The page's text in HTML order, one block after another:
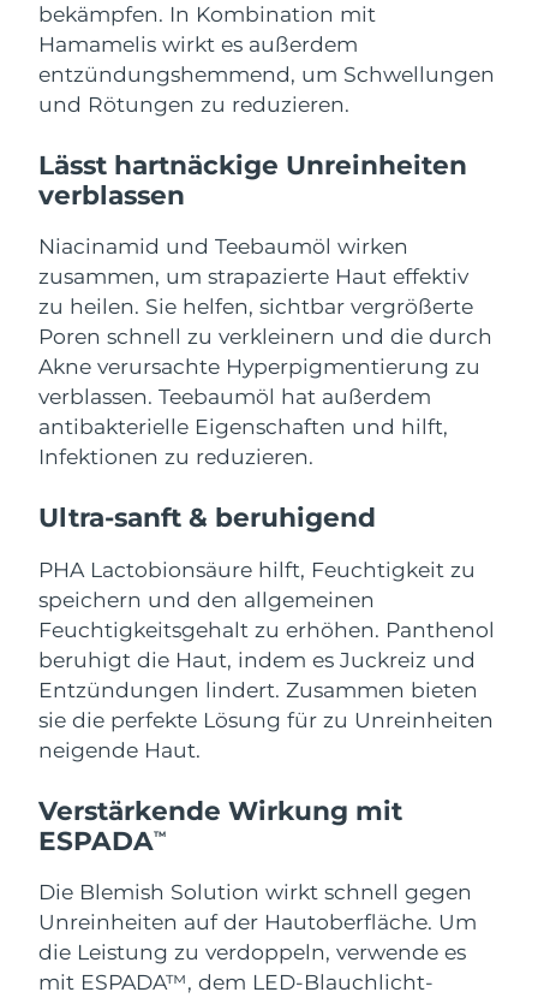
bekämpfen. In Kombination mit
Hamamelis wirkt es außerdem
entzündungshemmend, um Schwellungen
und Rötungen zu reduzieren.
Lässt hartnäckige Unreinheiten
verblassen
Niacinamid und Teebaumöl wirken
zusammen, um strapazierte Haut effektiv
zu heilen. Sie helfen, sichtbar vergrößerte
Poren schnell zu verkleinern und die durch
Akne verursachte Hyperpigmentierung zu
verblassen. Teebaumöl hat außerdem
antibakterielle Eigenschaften und hilft,
Infektionen zu reduzieren.
Ultra-sanft & beruhigend
PHA Lactobionsäure hilft, Feuchtigkeit zu
speichern und den allgemeinen
Feuchtigkeitsgehalt zu erhöhen. Panthenol
beruhigt die Haut, indem es Juckreiz und
Entzündungen lindert. Zusammen bieten
sie die perfekte Lösung für zu Unreinheiten
neigende Haut.
Verstärkende Wirkung mit
ESPADATM
Die Blemish Solution wirkt schnell gegen
Unreinheiten auf der Hautoberfläche. Um
die Leistung zu verdoppeln, verwende es
mit ESPADA™, dem LED-Blauchlicht-
Portugal Erwartete Lieferung
Puerto Rico Erwartete Lieferung8/11/26
Réunion
Rumänien Erwartete Lieferung
Russland Erwartete Lieferung8/17/26
Saudi-Arabien Erwartete Lieferung8/10/26
Singapur Erwartete Lieferung
Slowenien Erwartete Lieferung
Südafrika Erwartete Lieferung
Südkorea
Spanien Erwartete Lieferung8/9/26
Schweden
Schweiz Erwartete Lieferung
Thailand Erwartete Lieferung8/13/26
Türkei Erwartete Lieferung